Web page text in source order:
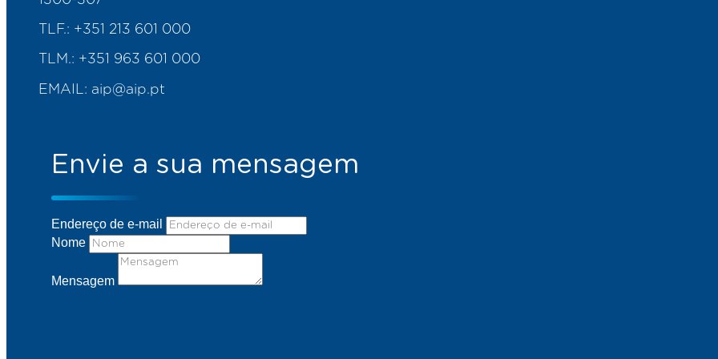
TLF.: +351 213 601 000
TLM.: +351 963 601 000
EMAIL: aip@aip.pt
Envie a sua mensagem
Endereço de e-mail
Nome
Mensagem